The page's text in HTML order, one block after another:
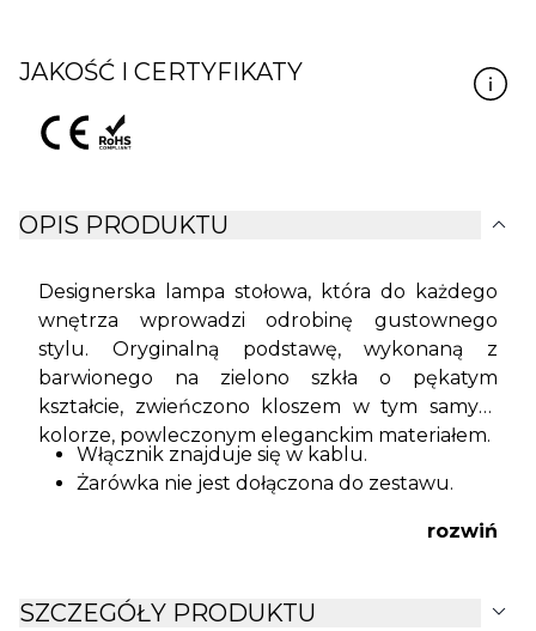
JAKOŚĆ I CERTYFIKATY
OPIS PRODUKTU expand_more
Designerska lampa stołowa, która do każdego
wnętrza wprowadzi odrobinę gustownego
stylu. Oryginalną podstawę, wykonaną z
barwionego na zielono szkła o pękatym
kształcie, zwieńczono kloszem w tym samym
kolorze, powleczonym eleganckim materiałem.
Włącznik znajduje się w kablu.
Żarówka nie jest dołączona do zestawu.
rozwiń
SZCZEGÓŁY PRODUKTU expand_more